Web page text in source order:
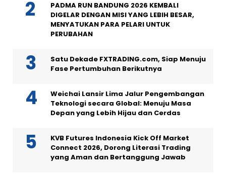
PADMA RUN BANDUNG 2026 KEMBALI
DIGELAR DENGAN MISI YANG LEBIH BESAR,
MENYATUKAN PARA PELARI UNTUK
PERUBAHAN
Satu Dekade FXTRADING.com, Siap Menuju
Fase Pertumbuhan Berikutnya
Weichai Lansir Lima Jalur Pengembangan
Teknologi secara Global: Menuju Masa
Depan yang Lebih Hijau dan Cerdas
KVB Futures Indonesia Kick Off Market
Connect 2026, Dorong Literasi Trading
yang Aman dan Bertanggung Jawab